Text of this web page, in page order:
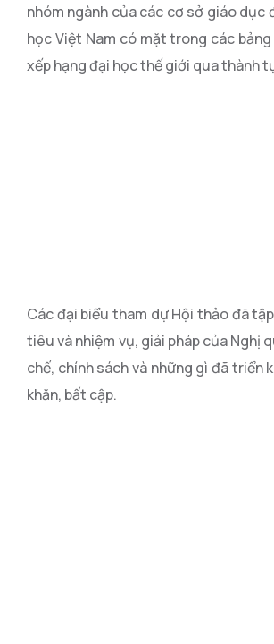
nhóm ngành của các cơ sở giáo
học Việt Nam có mặt trong các
xếp hạng đại học thế giới qua thành
Các đại biểu tham dự Hội thảo đã t
tiêu và nhiệm vụ, giải pháp của Nghị
chế, chính sách và những gì đã triển
khăn, bất cập.